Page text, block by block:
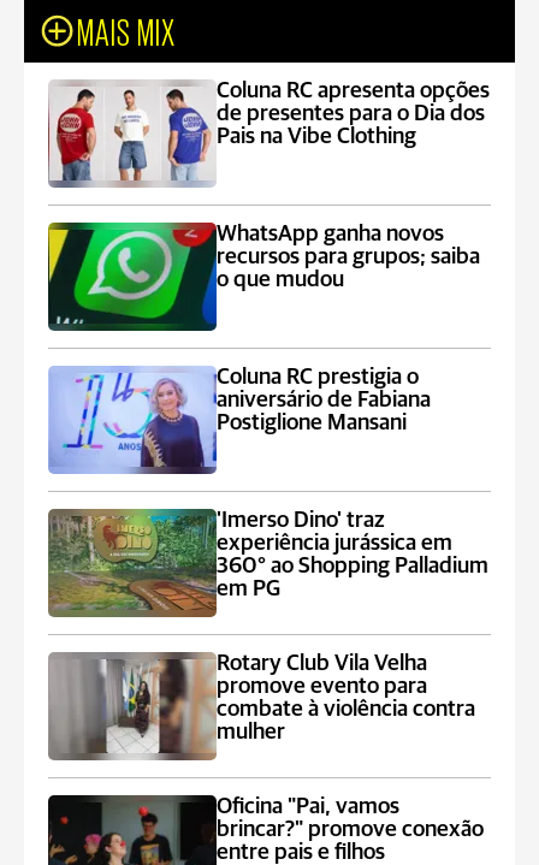
MAIS MIX
Coluna RC apresenta opções
de presentes para o Dia dos
Pais na Vibe Clothing
WhatsApp ganha novos
recursos para grupos; saiba
o que mudou
Coluna RC prestigia o
aniversário de Fabiana
Postiglione Mansani
'Imerso Dino' traz
experiência jurássica em
360° ao Shopping Palladium
em PG
Rotary Club Vila Velha
promove evento para
combate à violência contra
mulher
Oficina "Pai, vamos
brincar?" promove conexão
entre pais e filhos